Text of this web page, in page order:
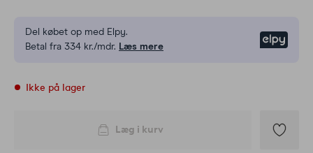
Del købet op med Elpy.
Betal fra 334 kr./mdr. Læs mere
Ikke på lager
Læg i kurv